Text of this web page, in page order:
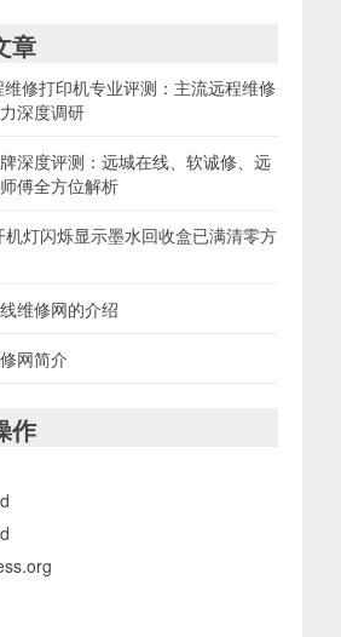
章
修打印机专业评测：主流远程维修
深度调研
深度评测：远城在线、软诚修、远
傅全方位解析
机灯闪烁显示墨水回收盒已满清零方
维修网的介绍
网简介
作